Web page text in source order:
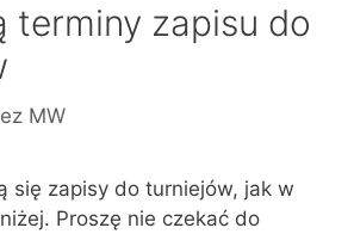
terminy zapisu do
MW
się zapisy do turniejów, jak w
Proszę nie czekać do